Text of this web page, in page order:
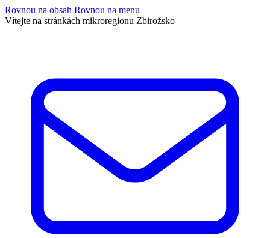
Rovnou na obsah Rovnou na menu
Vítejte na stránkách mikroregionu Zbirožsko